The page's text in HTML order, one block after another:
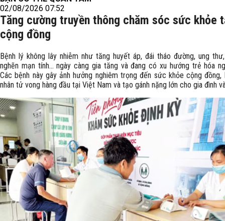
02/08/2026 07:52
Tăng cường truyền thông chăm sóc sức khỏe
cộng đồng
Bệnh lý không lây nhiễm như tăng huyết áp, đái tháo đường, ung
nghẽn mạn tính… ngày càng gia tăng và đang có xu hướng trẻ hóa
Các bệnh này gây ảnh hưởng nghiêm trọng đến sức khỏe cộng đồng,
nhân tử vong hàng đầu tại Việt Nam và tạo gánh nặng lớn cho gia đình